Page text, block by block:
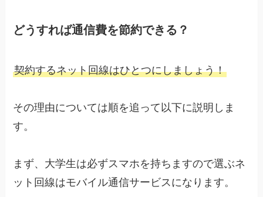
どうすれば通信費を節約できる？
契約するネット回線はひとつにしましょう！
その理由については順を追って以下に説明しま
す。
まず、大学生は必ずスマホを持ちますので選ぶネ
ット回線はモバイル通信サービスになります。